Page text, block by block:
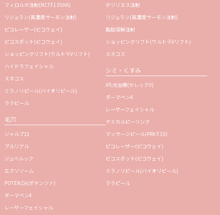
フィロルガ注射(NCTF135HA)
リジュラン(高濃度サーモン注射)
ピコレーザー(ピコウェイ)
ピコスポット(ピコウェイ)
ショッピングリフト(ウルトラVリフト)
ハイドラフェイシャル
スネコス
ミラノリピール(バイオリピール)
ララピール
毛穴
ジャルプロ
プルリアル
ジュベルック
エクソソーム
POTENZA(ポテンツァ)
ダーマペン4
レーザーフェイシャル
ボツリヌス注射
リジュラン(高濃度サーモン注射)
脂肪溶解注射
ショッピングリフト(ウルトラVリフト)
スネコス
シミ・くすみ
IPL光治療(セレックV)
ダーマペン4
レーザーフェイシャル
ケミカルピーリング
マッサージピール(PRX-T33)
ピコレーザー(ピコウェイ)
ピコスポット(ピコウェイ)
ミラノリピール(バイオリピール)
ララピール